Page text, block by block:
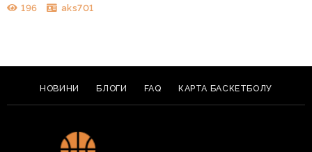
196 aks701
НОВИНИ БЛОГИ FAQ КАРТА БАСКЕТБОЛУ